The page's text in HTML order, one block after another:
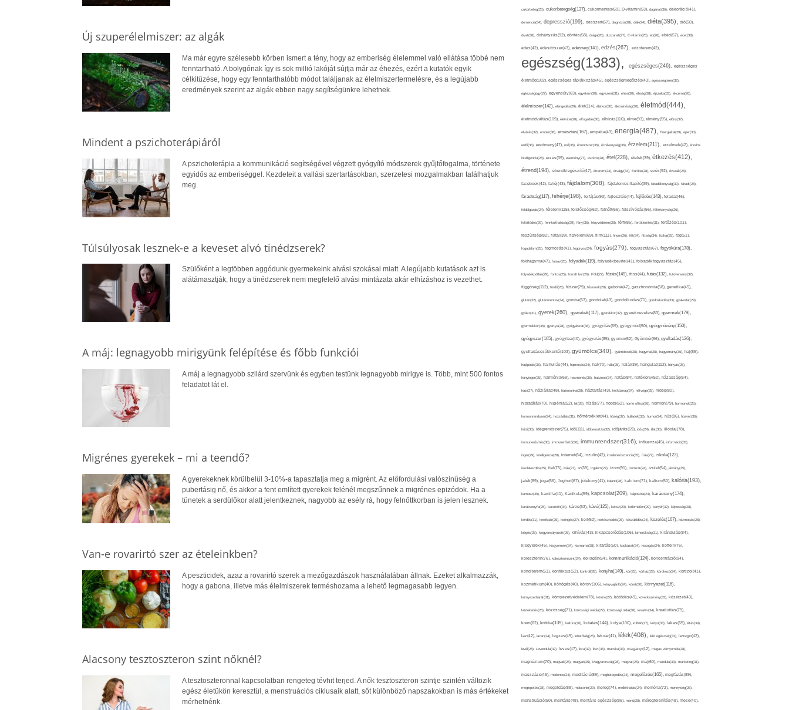
Új szuperélelmiszer: az algák
Ma már egyre szélesebb körben ismert a tény, hogy az emberiség élelemmel való ellátása többé nem
fenntartható. A bolygónak így is sok millió lakóját sújtja már az éhezés, ezért a kutatók egyik
célkitűzése, hogy egy fenntarthatóbb módot találjanak az élelmiszertermelésre, és a legújabb
eredmények szerint az algák ebben nagy segítségünkre lehetnek.
Mindent a pszichoterápiáról
A pszichoterápia a kommunikáció segítségével végzett gyógyító módszerek gyűjtőfogalma, története
egyidős az emberiséggel. Kezdeteit a vallási szertartásokban, szerzetesi mozgalmakban találhatjuk
meg.
Túlsúlyosak lesznek-e a keveset alvó tinédzserek?
Szülőként a legtöbben aggódunk gyermekeink alvási szokásai miatt. A legújabb kutatások azt is
alátámasztják, hogy a tinédzserek nem megfelelő alvási mintázata akár elhízáshoz is vezethet.
A máj: legnagyobb mirigyünk felépítése és főbb funkciói
A máj a legnagyobb szilárd szervünk és egyben testünk legnagyobb mirigye is. Több, mint 500 fontos
feladatot lát el.
Migrénes gyerekek – mi a teendő?
A gyerekeknek körülbelül 3-10%-a tapasztalja meg a migrént. Az előfordulási valószínűség a
pubertásig nő, és akkor a fent említett gyerekek felénél megszűnnek a migrénes epizódok. Ha a
tünetek a serdülőkor alatt jelentkeznek, nagyobb az esély rá, hogy felnőttkorban is jelen lesznek.
Van-e rovarirtó szer az ételeinkben?
A peszticidek, azaz a rovarirtó szerek a mezőgazdászok használatában állnak. Ezeket alkalmazzák,
hogy a gabona, illetve más élelmiszerek terméshozama a lehető legmagasabb legyen.
Alacsony tesztoszteron szint nőknél?
A tesztoszteronnal kapcsolatban rengeteg tévhit terjed. A nők tesztoszteron szintje szintén változik
egész életükön keresztül, a menstruációs ciklusaik alatt, sőt különböző napszakokban is más értékeket
mérhetnénk.
cukorbeteg(25), cukorbetegség(137), cukormentes(69), D-vitamin(53), daganat(36), dekoráció(41),
demencia(34), depresszió(199), desszert(67), diagnózis(28), diák(24), diéta(395), dió(50),
divat(38), dohányzás(92), döntés(58), drága(26), duzzanat(27), E-vitamin(25), eb(26), ebéd(57), ecet(38),
édes(42), édesítőszer(43), édesség(141), edzés(267), edzőterem(42),
egészség(1383), egészséges(246), egészséges
életmód(102), egészséges táplálkozás(45), egészségmegőrzés(43), egészségtelen(32),
egészségügy(27), egyensúly(63), egyetem(30), egyszerű(31), éhes(30), éhség(38), éjszaka(33), ekcéma(26),
élelmiszer(142), elengedés(29), élet(114), életkor(30), életminőség(30), életmód(444),
életmódváltás(109), életvitel(28), elfogadás(30), elhízás(110), elme(93), élmény(55), előny(37),
elvárás(32), ember(38), emésztés(167), empátia(43), energia(487), Energiaital(29), eper(30),
erdő(36), eredmény(47), erő(36), érrendszer(36), érzékenység(36), érzelem(211), érzelmek(42), érzelmi
intelligencia(28), érzés(39), esemény(27), eszköz(28), étel(228), ételek(39), étkezés(412),
étrend(194), étrendkiegészítő(47), étterem(24), étvágy(34), Európa(28), evés(92), évszak(28),
facebook(42), fahéj(43), fájdalom(308), fájdalomcsillapító(39), fáradékonyság(30), fáradt(28),
fáradtság(117), fehérje(198), fejfájás(93), fejlesztés(44), fejlődés(143), feladat(46),
feldolgozás(24), félelem(115), felelősség(62), felnőtt(66), felszívódás(56), féltékenység(26),
feltöltődés(29), fenntarthatóság(29), fény(36), fényvédelem(28), férfi(86), fertőtlenítés(31), fertőzés(101),
feszültség(82), fiatal(39), figyelem(69), film(111), finom(26), fitt(34), fittség(34), fizikai(25), fog(51),
fogadalom(25), fogmosás(41), fogorvos(24), fogyás(279), fogyasztás(67), fogyókúra(178),
fokhagyma(47), folsav(25), folyadék(119), folyadékbevitel(41), folyadékfogyasztás(45),
folyadékpótlás(29), fontos(25), forralt bor(26), Föld(27), főzés(149), friss(44), futás(132), futóverseny(32),
függőség(112), fürdő(26), fűszer(79), fűszerek(28), gabona(42), gasztronómia(58), genetika(45),
glutén(32), gluténmentes(34), gomba(53), gondolat(43), gondolkodás(71), gondoskodás(33), gyakorlat(29),
gyász(31), gyerek(260), gyerekek(117), gyerekkor(32), gyereknevelés(83), gyermek(179),
gyermekkor(36), gyertya(28), gyógyászat(36), gyógyítás(69), gyógymód(50), gyógynövény(150),
gyógyszer(165), gyógytea(40), gyógyulás(85), gyomor(62), Gyömbér(66), gyulladás(126),
gyulladáscsökkentő(103), gyümölcs(340), gyümölcslé(28), hagyma(28), hagyomány(36), haj(85),
hajápolás(36), hajhullás(44), hajmosás(24), hal(70), hála(25), halál(39), hangulat(112), hányás(25),
hányinger(25), harmónia(69), hasmenés(35), hasznos(24), hatás(84), hatékony(52), házasság(64),
házi(27), háziállat(48), házimunka(28), háztartás(43), hétköznap(24), hétvége(25), hideg(80),
hidratálás(70), higiénia(52), hit(26), hízás(77), hobbi(62), home office(26), hormon(79), hormonok(25),
hormonrendszer(24), hozzáállás(31), hőmérséklet(44), hőség(37), hulladék(33), humor(24), hús(86), húsvét(36),
hűtő(30), idegrendszer(75), idő(111), időbeosztás(32), időjárás(69), idős(24), illat(30), illóolaj(78),
immunerősítés(30), immunerősítő(36), immunrendszer(316), influenza(45), információ(33),
inger(29), intelligencia(28), internet(64), inzulin(42), inzulinrezisztencia(35), írás(27), iskola(123),
iskolakezdés(25), ital(75), ivás(27), íz(39), izgalom(27), izom(91), izomzat(24), ízület(54), járvány(35),
játék(89), jóga(56), Joghurt(67), jótékony(41), kaland(28), kalcium(71), kálium(50), kalória(193),
kamasz(30), kamilla(41), Kánikula(59), kapcsolat(209), káposzta(24), karácsony(174),
karácsonyfa(25), karantén(34), káros(53), kávé(125), keksz(29), kellemetlen(29), kenyér(32), képesség(28),
kérdés(31), kerékpár(25), keringés(27), kert(52), kertészkedés(26), készülődés(24), kezelés(167), kézmosás(28),
kiégés(25), kiegyensúlyozott(26), kihívás(43), kikapcsolódás(106), kimerültség(31), kirándulás(84),
kisgyerek(45), kisgyermek(34), kismama(38), kitartás(50), kockázat(34), kocogás(24), koffein(76),
koleszterin(76), koleszterinszint(24), kollagén(54), kommunikáció(124), koncentráció(94),
konditerem(51), konfliktus(52), kontroll(28), konyha(149), kór(25), kórház(29), kórokozó(24), kortizol(41),
kozmetikum(40), köhögés(40), könyv(106), könyvajánló(24), köret(30), környezet(116),
környezetbarát(31), környezetvédelem(78), köröm(27), kötődés(49), következmény(33), közérzet(43),
közlekedés(26), közösség(71), közösségi média(27), közösségi oldal(38), kreatív(34), kreativitás(79),
krém(62), kritika(139), kultúra(36), kutatás(144), kutya(100), külföld(27), kütyü(33), lakás(65), látás(34),
láz(42), lazac(24), légzés(49), lehetőség(25), lekvár(41), lélek(408), lelki egészség(33), levegő(42),
levél(28), Levendula(32), leves(47), lista(32), liszt(36), macska(33), magány(42), magas vérnyomás(28),
magnézium(70), magvak(25), magyar(25), Magyarország(28), magzat(25), máj(60), mandula(33), marketing(31),
masszázs(45), medence(24), meditáció(89), megbetegedés(24), megelőzés(165), megfázás(89),
meglepetés(28), megoldás(89), melatonin(29), meleg(74), mellékhatás(24), memória(72), mennyiség(26),
menstruáció(50), mentális(48), mentális egészség(86), menü(28), méregtelenítés(48), mese(40),